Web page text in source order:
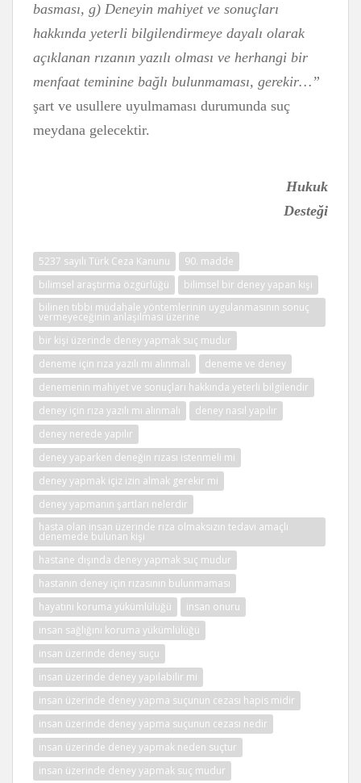
basması, g) Deneyin mahiyet ve sonuçları
hakkında yeterli bilgilendirmeye dayalı olarak
açıklanan rızanın yazılı olması ve herhangi bir
menfaat teminine bağlı bulunmaması, gerekir…”
şart ve usullere uyulmaması durumunda suç
meydana gelecektir.
Hukuk
Desteği
5237 sayılı Türk Ceza Kanunu
90. madde
bilimsel araştırma özgürlüğü
bilimsel bir deney yapan kişi
bilinen tıbbi müdahale yöntemlerinin uygulanmasının sonuç
vermeyeceğinin anlaşılması üzerine
bir kişi üzerinde deney yapmak suç mudur
deneme için rıza yazılı mı alınmalı
deneme ve deney
denemenin mahiyet ve sonuçları hakkında yeterli bilgilendir
deney için rıza yazılı mı alınmalı
deney nasıl yapılır
deney nerede yapılır
deney yaparken deneğin rızası istenmeli mi
deney yapmak içiz izin almak gerekir mi
deney yapmanın şartları nelerdir
hasta olan insan üzerinde rıza olmaksızın tedavi amaçlı
denemede bulunan kişi
hastane dışında deney yapmak suç mudur
hastanın deney için rızasının bulunmaması
hayatını koruma yükümlülüğü
insan onuru
insan sağlığını koruma yükümlülüğü
insan üzerinde deney suçu
insan üzerinde deney yapılabilir mi
insan üzerinde deney yapma suçunun cezası hapis midir
insan üzerinde deney yapma suçunun cezası nedir
insan üzerinde deney yapmak neden suçtur
insan üzerinde deney yapmak suç mudur